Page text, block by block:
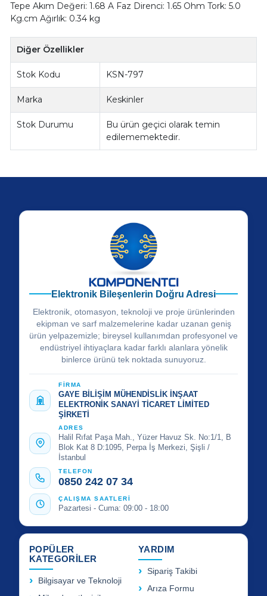
Tepe Akım Değeri: 1.68 A Faz Direnci: 1.65 Ohm Tork: 5.0
Kg.cm Ağırlık: 0.34 kg
Diğer Özellikler
Stok Kodu KSN-797
Marka Keskinler
Stok Durumu
Bu ürün geçici olarak temin
edilememektedir.
Elektronik Bileşenlerin Doğru Adresi
Elektronik, otomasyon, teknoloji ve proje ürünlerinden
ekipman ve sarf malzemelerine kadar uzanan geniş
ürün yelpazemizle; bireysel kullanımdan profesyonel ve
endüstriyel ihtiyaçlara kadar farklı alanlara yönelik
binlerce ürünü tek noktada sunuyoruz.
FİRMA
GAYE BİLİŞİM MÜHENDİSLİK İNŞAAT
ELEKTRONİK SANAYİ TİCARET LİMİTED
ŞİRKETİ
ADRES
Halil Rıfat Paşa Mah., Yüzer Havuz Sk. No:1/1, B
Blok Kat 8 D:1095, Perpa İş Merkezi, Şişli /
İstanbul
TELEFON
0850 242 07 34
ÇALIŞMA SAATLERİ
Pazartesi - Cuma: 09:00 - 18:00
POPÜLER
KATEGORİLER
Bilgisayar ve Teknoloji
YARDIM
Sipariş Takibi
Arıza Formu